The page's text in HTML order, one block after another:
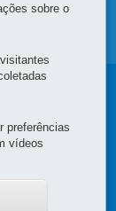
sobre o
preferências
vídeos